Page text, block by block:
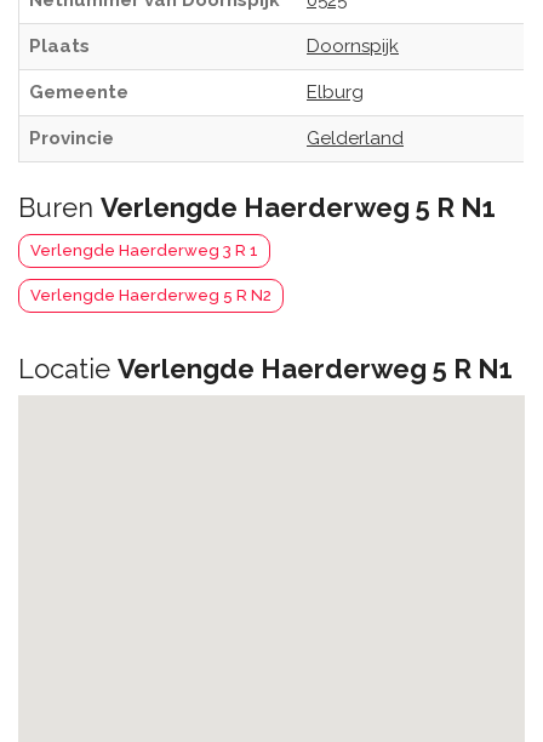
Plaats Doornspijk
Gemeente Elburg
Provincie Gelderland
Buren Verlengde Haerderweg 5 R N1
Verlengde Haerderweg 3 R 1
Verlengde Haerderweg 5 R N2
Locatie Verlengde Haerderweg 5 R N1